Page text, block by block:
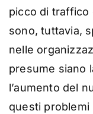
picco di traffico
sono, tuttavia,
nelle
presume siano
l’aumento del
questi problemi